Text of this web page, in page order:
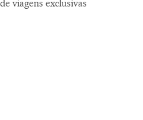
viagens exclusivas